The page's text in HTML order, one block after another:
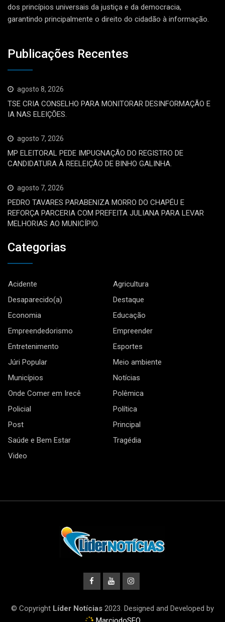
dos princípios universais da justiça e da democracia,
garantindo principalmente o direito do cidadão à informação.
Publicações Recentes
agosto 8, 2026
TSE CRIA CONSELHO PARA MONITORAR DESINFORMAÇÃO E
IA NAS ELEIÇÕES.
agosto 7, 2026
MP ELEITORAL PEDE IMPUGNAÇÃO DO REGISTRO DE
CANDIDATURA À REELEIÇÃO DE BINHO GALINHA.
agosto 7, 2026
PEDRO TAVARES PARABENIZA MORRO DO CHAPÉU E
REFORÇA PARCERIA COM PREFEITA JULIANA PARA LEVAR
MELHORIAS AO MUNICÍPIO.
Categorias
Acidente
Agricultura
Desaparecido(a)
Destaque
Economia
Educação
Empreendedorismo
Empreender
Entretenimento
Esportes
Júri Popular
Meio ambiente
Municípios
Notícias
Onde Comer em Irecê
Polêmica
Policial
Política
Post
Principal
Saúde e Bem Estar
Tragédia
Video
© Copyright Líder Notícias 2023. Designed and Developed by